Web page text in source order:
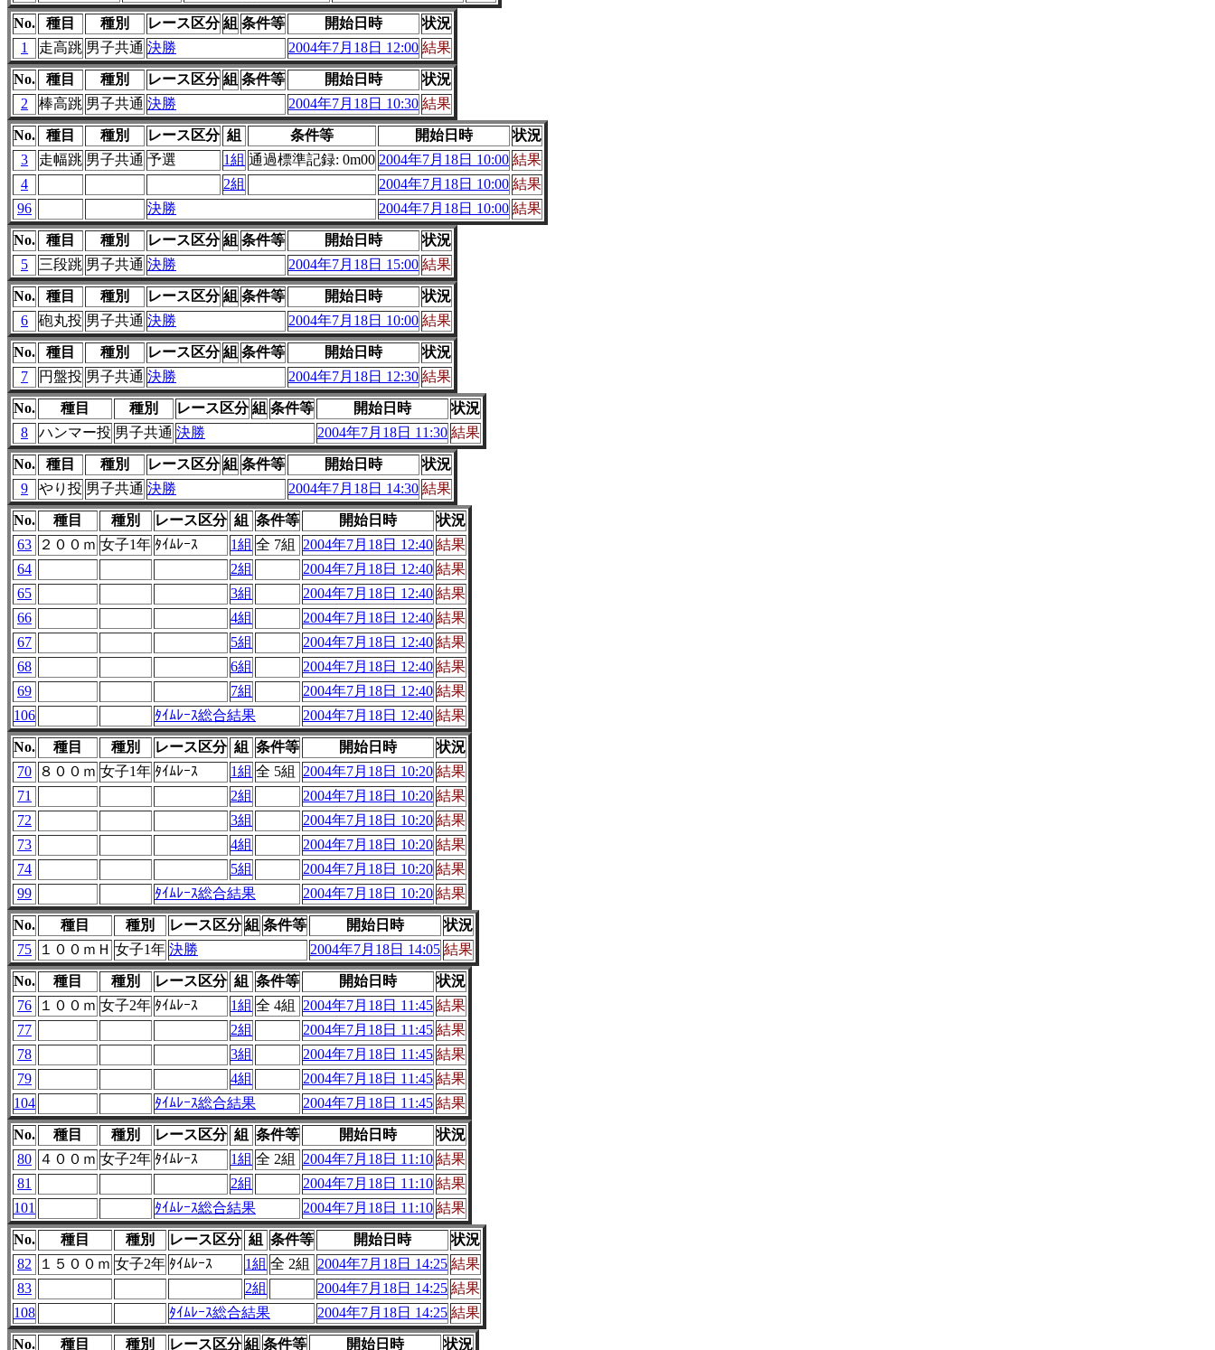
No. 種目 種別 レース区分 組 条件等 開始日時
状況
1
走高跳 男子共通 決勝 2004年7月18日 12:00 結果
No. 種目 種別 レース区分 組 条件等 開始日時
状況
2
棒高跳 男子共通 決勝 2004年7月18日 10:30 結果
No. 種目 種別 レース区分 組 条件等 開始日時
状況
3
走幅跳 男子共通 予選 1組 通過標準記録: 0m00 2004年7月18日 10:00 結果
4
2組 2004年7月18日 10:00 結果
96
決勝 2004年7月18日 10:00 結果
No. 種目 種別 レース区分 組 条件等 開始日時
状況
5
三段跳 男子共通 決勝 2004年7月18日 15:00 結果
No. 種目 種別 レース区分 組 条件等 開始日時
状況
6
砲丸投 男子共通 決勝 2004年7月18日 10:00 結果
No. 種目 種別 レース区分 組 条件等 開始日時
状況
7
円盤投 男子共通 決勝 2004年7月18日 12:30 結果
No. 種目 種別 レース区分 組 条件等 開始日時
状況
8
ハンマー投 男子共通 決勝 2004年7月18日 11:30 結果
No. 種目 種別 レース区分 組 条件等 開始日時
状況
9
やり投 男子共通 決勝 2004年7月18日 14:30 結果
No. 種目 種別 レース区分 組 条件等 開始日時
状況
63
２００ｍ 女子1年 ﾀｲﾑﾚｰｽ 1組 全 7組 2004年7月18日 12:40 結果
64
2組 2004年7月18日 12:40 結果
65
3組 2004年7月18日 12:40 結果
66
4組 2004年7月18日 12:40 結果
67
5組 2004年7月18日 12:40 結果
68
6組 2004年7月18日 12:40 結果
69
7組 2004年7月18日 12:40 結果
106
ﾀｲﾑﾚｰｽ総合結果 2004年7月18日 12:40 結果
No. 種目 種別 レース区分 組 条件等 開始日時
状況
70
８００ｍ 女子1年 ﾀｲﾑﾚｰｽ 1組 全 5組 2004年7月18日 10:20 結果
71
2組 2004年7月18日 10:20 結果
72
3組 2004年7月18日 10:20 結果
73
4組 2004年7月18日 10:20 結果
74
5組 2004年7月18日 10:20 結果
99
ﾀｲﾑﾚｰｽ総合結果 2004年7月18日 10:20 結果
No. 種目 種別 レース区分 組 条件等 開始日時
状況
75
１００ｍＨ 女子1年 決勝 2004年7月18日 14:05 結果
No. 種目 種別 レース区分 組 条件等 開始日時
状況
76
１００ｍ 女子2年 ﾀｲﾑﾚｰｽ 1組 全 4組 2004年7月18日 11:45 結果
77
2組 2004年7月18日 11:45 結果
78
3組 2004年7月18日 11:45 結果
79
4組 2004年7月18日 11:45 結果
104
ﾀｲﾑﾚｰｽ総合結果 2004年7月18日 11:45 結果
No. 種目 種別 レース区分 組 条件等 開始日時
状況
80
４００ｍ 女子2年 ﾀｲﾑﾚｰｽ 1組 全 2組 2004年7月18日 11:10 結果
81
2組 2004年7月18日 11:10 結果
101
ﾀｲﾑﾚｰｽ総合結果 2004年7月18日 11:10 結果
No. 種目 種別 レース区分 組 条件等 開始日時
状況
82
１５００ｍ 女子2年 ﾀｲﾑﾚｰｽ 1組 全 2組 2004年7月18日 14:25 結果
83
2組 2004年7月18日 14:25 結果
108
ﾀｲﾑﾚｰｽ総合結果 2004年7月18日 14:25 結果
No. 種目 種別 レース区分 組 条件等 開始日時 状況